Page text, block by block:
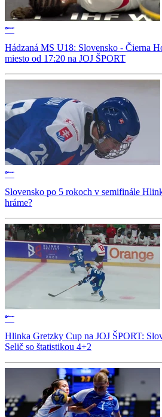
Hádzaná MS U18: Slovensko - Čierna
miesto od 17:20 na JOJ ŠPORT
Slovensko po 5 rokoch v semifinále
hráme?
Hlinka Gretzky Cup na JOJ ŠPORT:
Selič so štatistikou 4+2